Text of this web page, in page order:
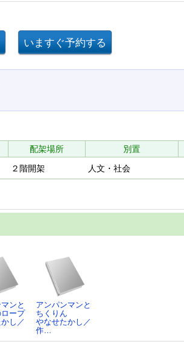
配架場所 別置
２階開架 人文・社会
ンと
ープ
し／
アンパンマンと
ちくりん
やなせたかし／
作…
く